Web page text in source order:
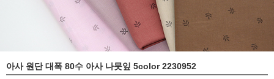
아사 원단 대폭 80수 아사 나뭇잎 5color 2230952